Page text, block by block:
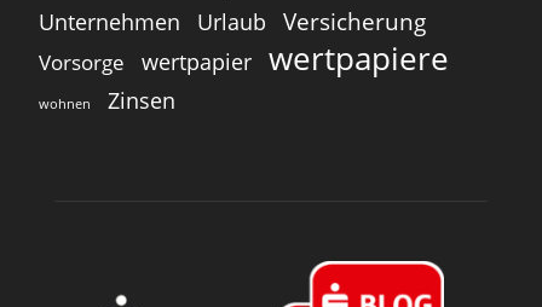
Unternehmen Urlaub Versicherung
Vorsorge wertpapier wertpapiere
wohnen Zinsen